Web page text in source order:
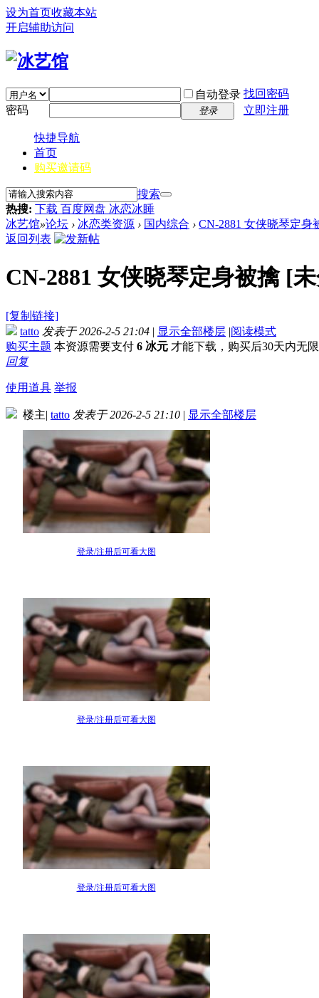
设为首页收藏本站
开启辅助访问
自动登录 找回密码
密码
登录 立即注册
快捷导航
首页
购买邀请码
搜索
热搜: 下载 百度网盘 冰恋冰睡
冰艺馆»论坛 › 冰恋类资源 › 国内综合 › CN-2881 女侠晓琴定身
返回列表
CN-2881 女侠晓琴定身被擒[未
[复制链接]
tatto 发表于 2026-2-5 21:04 | 显示全部楼层 |阅读模式
购买主题 本资源需要支付 6 冰元 才能下载，购买后30天内无
回复
使用道具 举报
楼主| tatto 发表于 2026-2-5 21:10 | 显示全部楼层
登录/注册后可看大图
登录/注册后可看大图
登录/注册后可看大图